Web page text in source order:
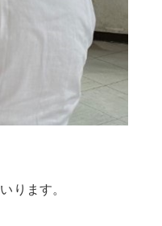
ります。